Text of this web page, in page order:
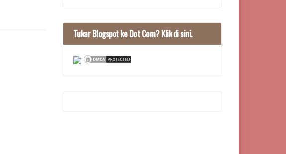
Tukar Blogspot ke Dot Com? Klik di sini.